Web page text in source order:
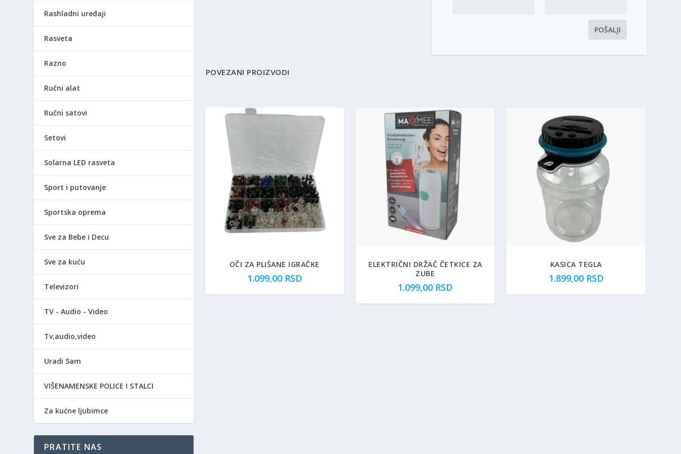
POVEZANI PROIZVODI
OČI ZA PLIŠANE IGRAČKE
1.099,00 RSD
ELEKTRIČNI DRŽAČ ČETKICE ZA
ZUBE
1.099,00 RSD
KASICA TEGLA
1.899,00 RSD
Rashladni uređaji
Rasveta
Razno
Ručni alat
Ručni satovi
Setovi
Solarna LED rasveta
Sport i putovanje
Sportska oprema
Sve za Bebe i Decu
Sve za kuću
Televizori
TV - Audio - Video
Tv,audio,video
Uradi Sam
VIŠENAMENSKE POLICE I STALCI
Za kućne ljubimce
PRATITE NAS